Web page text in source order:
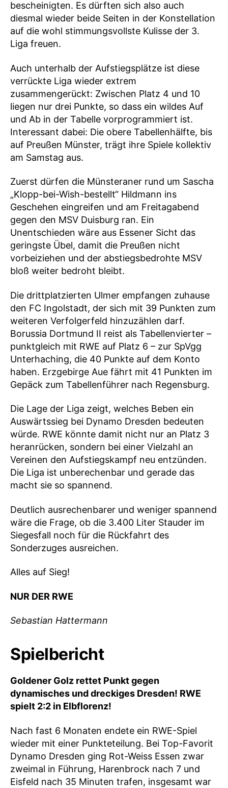
bescheinigten. Es dürften sich also auch
diesmal wieder beide Seiten in der Konstellation
auf die wohl stimmungsvollste Kulisse der 3.
Liga freuen.
Auch unterhalb der Aufstiegsplätze ist diese
verrückte Liga wieder extrem
zusammengerückt: Zwischen Platz 4 und 10
liegen nur drei Punkte, so dass ein wildes Auf
und Ab in der Tabelle vorprogrammiert ist.
Interessant dabei: Die obere Tabellenhälfte, bis
auf Preußen Münster, trägt ihre Spiele kollektiv
am Samstag aus.
Zuerst dürfen die Münsteraner rund um Sascha
„Klopp-bei-Wish-bestellt“ Hildmann ins
Geschehen eingreifen und am Freitagabend
gegen den MSV Duisburg ran. Ein
Unentschieden wäre aus Essener Sicht das
geringste Übel, damit die Preußen nicht
vorbeiziehen und der abstiegsbedrohte MSV
bloß weiter bedroht bleibt.
Die drittplatzierten Ulmer empfangen zuhause
den FC Ingolstadt, der sich mit 39 Punkten zum
weiteren Verfolgerfeld hinzuzählen darf.
Borussia Dortmund II reist als Tabellenvierter –
punktgleich mit RWE auf Platz 6 – zur SpVgg
Unterhaching, die 40 Punkte auf dem Konto
haben. Erzgebirge Aue fährt mit 41 Punkten im
Gepäck zum Tabellenführer nach Regensburg.
Die Lage der Liga zeigt, welches Beben ein
Auswärtssieg bei Dynamo Dresden bedeuten
würde. RWE könnte damit nicht nur an Platz 3
heranrücken, sondern bei einer Vielzahl an
Vereinen den Aufstiegskampf neu entzünden.
Die Liga ist unberechenbar und gerade das
macht sie so spannend.
Deutlich ausrechenbarer und weniger spannend
wäre die Frage, ob die 3.400 Liter Stauder im
Siegesfall noch für die Rückfahrt des
Sonderzuges ausreichen.
Alles auf Sieg!
NUR DER RWE
Sebastian Hattermann
Spielbericht
Goldener Golz rettet Punkt gegen
dynamisches und dreckiges Dresden! RWE
spielt 2:2 in Elbflorenz!
Nach fast 6 Monaten endete ein RWE-Spiel
wieder mit einer Punkteteilung. Bei Top-Favorit
Dynamo Dresden ging Rot-Weiss Essen zwar
zweimal in Führung, Harenbrock nach 7 und
Eisfeld nach 35 Minuten trafen, insgesamt war